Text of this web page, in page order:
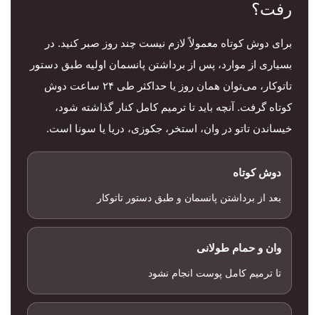
رفت؟
برای دوش کوتاه معمولاً لازم نیست چند روز صبر کنید. در
بسیاری از موارد، پس از برداشتن پانسمان اولیه طبق دستور
تاتوکار، می‌توان همان روز یا حداکثر طی ۲۴ ساعت دوش
کوتاه گرفت. آنچه باید تا ترمیم کامل کنار گذاشته شود،
خیساندن تاتو در وان، استخر، جکوزی، دریا یا سونا است.
دوش کوتاه
بعد از برداشتن پانسمان و طبق دستور تاتوکار
وان و حمام طولانی
تا ترمیم کامل پوست انجام نشود